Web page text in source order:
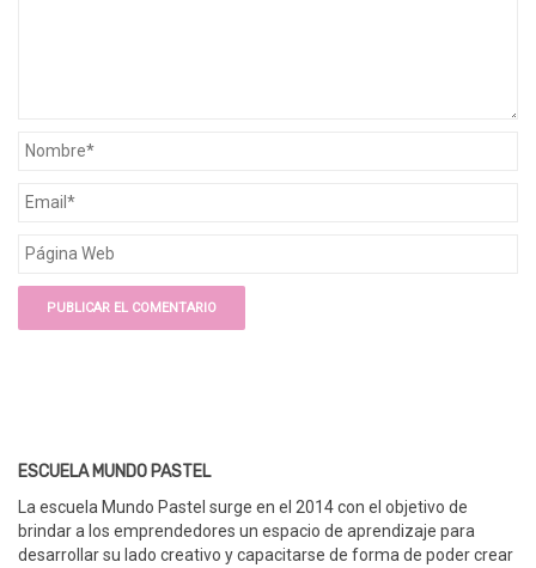
ESCUELA MUNDO PASTEL
La escuela Mundo Pastel surge en el 2014 con el objetivo de
brindar a los emprendedores un espacio de aprendizaje para
desarrollar su lado creativo y capacitarse de forma de poder crear